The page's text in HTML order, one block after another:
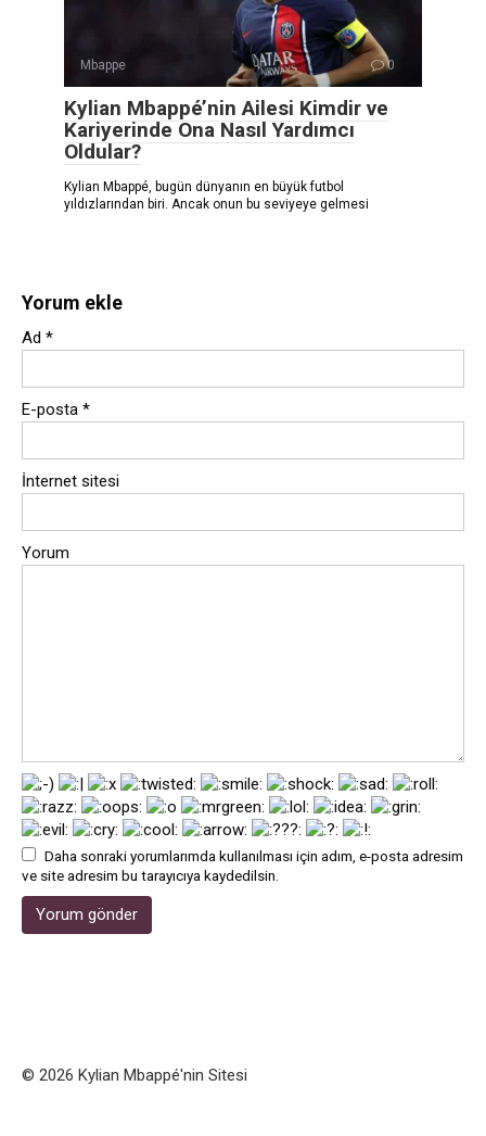
Mbappe 0
Kylian Mbappé’nin Ailesi Kimdir ve
Kariyerinde Ona Nasıl Yardımcı
Oldular?
Kylian Mbappé, bugün dünyanın en büyük futbol
yıldızlarından biri. Ancak onun bu seviyeye gelmesi
Yorum ekle
Ad *
E-posta *
İnternet sitesi
Yorum
Daha sonraki yorumlarımda kullanılması için adım, e-posta adresim
ve site adresim bu tarayıcıya kaydedilsin.
© 2026 Kylian Mbappé'nin Sitesi